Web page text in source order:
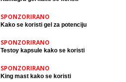
SPONZORIRANO
Kako se koristi gel za potenciju
SPONZORIRANO
Testoy kapsule kako se koristi
SPONZORIRANO
King mast kako se koristi